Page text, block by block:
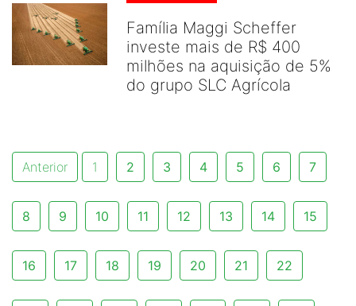
Família Maggi Scheffer
investe mais de R$ 400
milhões na aquisição de 5%
do grupo SLC Agrícola
Anterior 1 2 3 4 5 6 7
8 9 10 11 12 13 14 15
16 17 18 19 20 21 22